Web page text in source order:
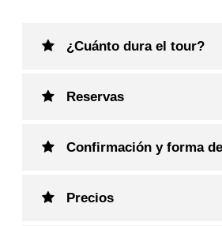
¿Cuánto dura el tour?
Reservas
Confirmación y forma
Precios